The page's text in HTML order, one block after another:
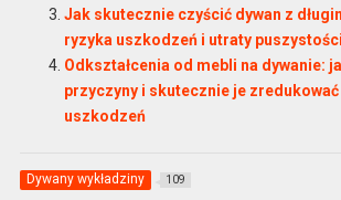
Jak skutecznie czyścić dywan z
ryzyka uszkodzeń i utraty puszystości
Odkształcenia od mebli na dywanie:
przyczyny i skutecznie je
uszkodzeń
Dywany wykładziny 109